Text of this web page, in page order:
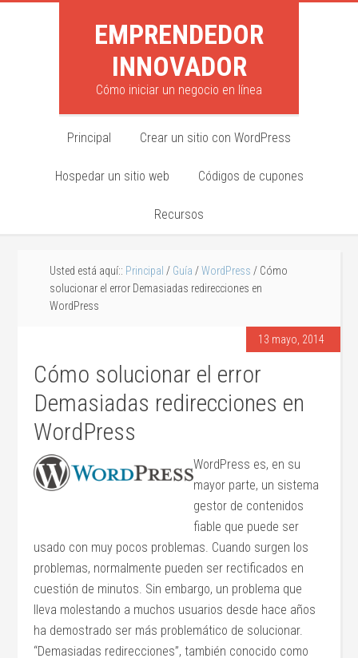
EMPRENDEDOR
INNOVADOR
Cómo iniciar un negocio en línea
Principal Crear un sitio con WordPress
Hospedar un sitio web Códigos de cupones
Recursos
Usted está aquí:: Principal / Guía /WordPress / Cómo
solucionar el error Demasiadas redirecciones en
WordPress
13 mayo, 2014
Cómo solucionar el error
Demasiadas redirecciones en
WordPress
WordPress es, en su
mayor parte, un sistema
gestor de contenidos
fiable que puede ser
usado con muy pocos problemas. Cuando surgen los
problemas, normalmente pueden ser rectificados en
cuestión de minutos. Sin embargo, un problema que
lleva molestando a muchos usuarios desde hace años
ha demostrado ser más problemático de solucionar.
“Demasiadas redirecciones”, también conocido como